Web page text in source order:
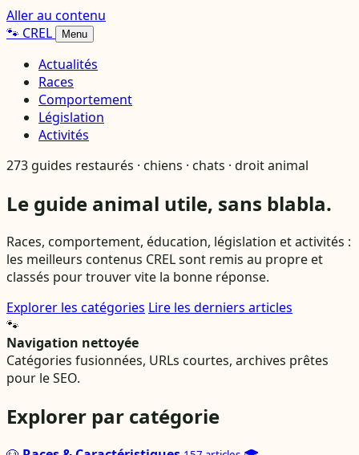
Aller au contenu
🐾 CREL Menu
Actualités
Races
Comportement
Législation
Activités
273 guides restaurés · chiens · chats · droit animal
Le guide animal utile, sans blabla.
Races, comportement, éducation, législation et activités :
les meilleurs contenus CREL sont remis au propre et
classés pour trouver vite la bonne réponse.
Explorer les catégories Lire les derniers articles
🐾
Navigation nettoyée
Catégories fusionnées, URLs courtes, archives prêtes
pour le SEO.
Explorer par catégorie